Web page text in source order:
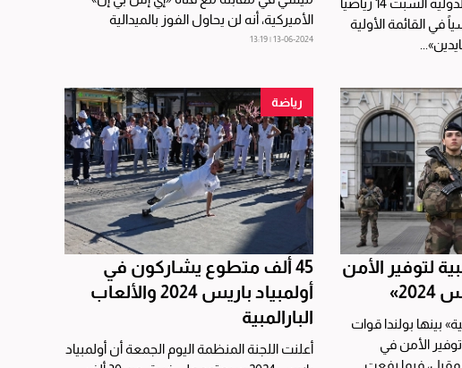
في القائمة الأولية
الأميركية، أنه لن يحاول الفوز بالميدالية
الذهبية...
13-06-2024 | 13:19
لتوفير الأمن
بينها بولندا قوات
الأمن في
فيما رفعت
رياضة
45 ألف متطوع يشاركون في
أولمبياد باريس 2024 والألعاب
البارالمبية
‬أعلنت اللجنة المنظمة اليوم الجمعة أن أولمبياد